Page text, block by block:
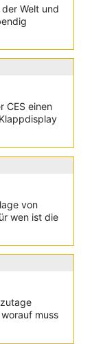
Welt und
CES einen
von
wen ist die
muss